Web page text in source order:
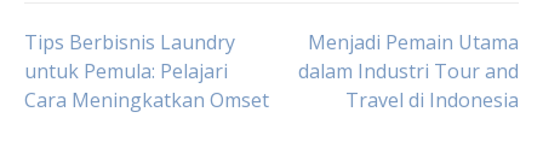
Post
navigation
Tips Berbisnis Laundry
untuk Pemula: Pelajari
Cara Meningkatkan Omset
Menjadi Pemain Utama
dalam Industri Tour and
Travel di Indonesia